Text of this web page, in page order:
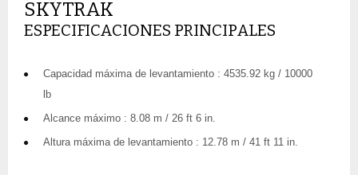
SKYTRAK
ESPECIFICACIONES PRINCIPALES
Capacidad máxima de levantamiento : 4535.92 kg / 10000
lb
Alcance máximo : 8.08 m / 26 ft 6 in.
Altura máxima de levantamiento : 12.78 m / 41 ft 11 in.